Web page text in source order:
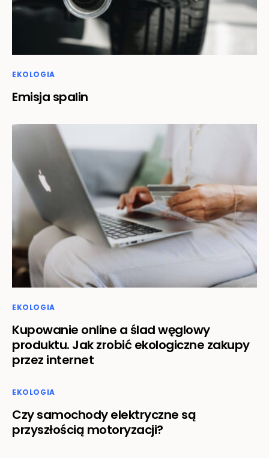
EKOLOGIA
Emisja spalin
EKOLOGIA
Kupowanie online a ślad węglowy
produktu. Jak zrobić ekologiczne zakupy
przez internet
EKOLOGIA
Czy samochody elektryczne są
przyszłością motoryzacji?